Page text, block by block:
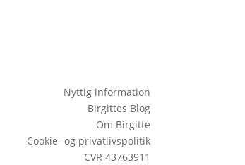
Nyttig information
Birgittes Blog
Om Birgitte
Cookie- og privatlivspolitik
CVR 43763911